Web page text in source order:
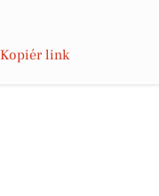
Kopiér link